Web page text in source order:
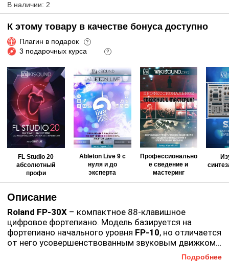
В наличии: 2
К этому товару в качестве бонуса доступно
Плагин в подарок ?
3 подарочных курса ?
FL Studio 20
абсолютный
профи
Ableton Live 9 с
нуля и до
эксперта
Профессионально
е сведение и
мастеринг
Описание
Roland FP-30X – компактное 88-клавишное
цифровое фортепиано. Модель базируется на
фортепиано начального уровня FP-10, но отличается
от него усовершенствованным звуковым движком,
более мощной встроенной аудиосистемой иПодробнее